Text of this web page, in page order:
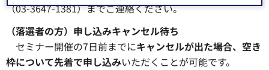
（03-3647-1381）までご連絡ください。
（落選者の方）申し込みキャンセル待ち
セミナー開催の7日前までにキャンセルが出た場合、空き
枠について先着で申し込みいただくことが可能です。